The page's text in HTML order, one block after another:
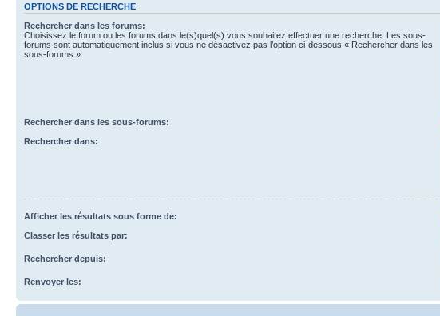
OPTIONS DE RECHERCHE
Rechercher dans les forums:
Choisissez le forum ou les forums dans le(s)quel(s) vous souhaitez effectuer une recherche. Les sous-
forums sont automatiquement inclus si vous ne désactivez pas l’option ci-dessous « Rechercher dans les
sous-forums ».
Rechercher dans les sous-forums:
Rechercher dans:
Afficher les résultats sous forme de:
Classer les résultats par:
Rechercher depuis:
Renvoyer les: